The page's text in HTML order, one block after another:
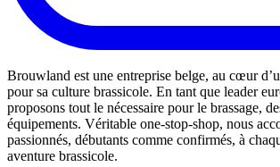
Brouwland est une entreprise belge, au cœur
pour sa culture brassicole. En tant que leader
proposons tout le nécessaire pour le brassage,
équipements. Véritable one-stop-shop, nous
passionnés, débutants comme confirmés, à
aventure brassicole.